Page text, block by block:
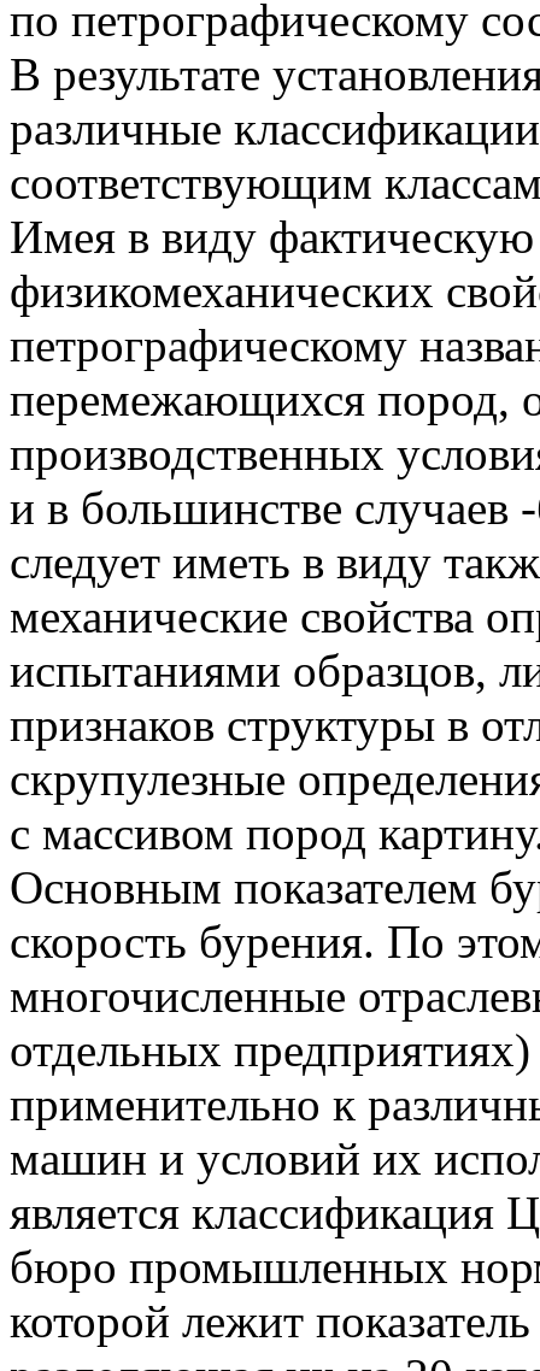
по петрографическому
В результате
различные
соответствующим
Имея в виду
физикомеханических
петрографическому
перемежающихся пород,
производственных
и в большинстве
следует иметь в виду
механические свойства
испытаниями образцов,
признаков структуры в
скрупулезные
с массивом пород
Основным показателем
скорость бурения. По
многочисленные
отдельных
применительно к
машин и условий их
является
бюро промышленных
которой лежит